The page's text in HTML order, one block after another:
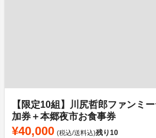
【限定10組】川尻哲郎ファンミ
加券＋本郷夜市お食事券
¥40,000 (税込/送料込)残り10